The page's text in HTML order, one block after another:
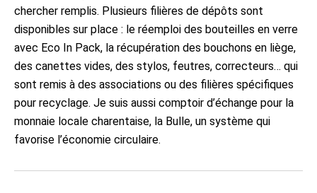
chercher remplis. Plusieurs filières de dépôts sont
disponibles sur place : le réemploi des bouteilles en verre
avec Eco In Pack, la récupération des bouchons en liège,
des canettes vides, des stylos, feutres, correcteurs… qui
sont remis à des associations ou des filières spécifiques
pour recyclage. Je suis aussi comptoir d’échange pour la
monnaie locale charentaise, la Bulle, un système qui
favorise l’économie circulaire.